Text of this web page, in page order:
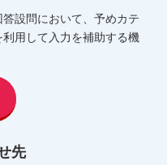
設問において、予めカテ
用して入力を補助する機
先